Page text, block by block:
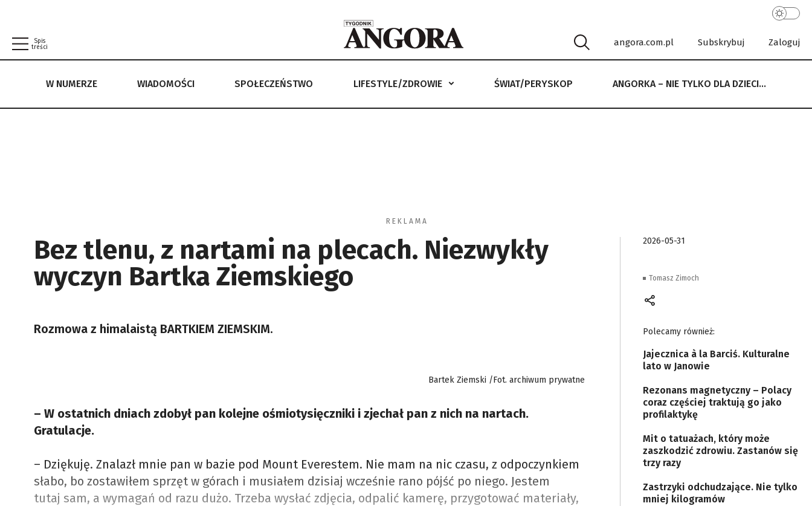
Spis
treści
angora.com.pl Subskrybuj Zaloguj
W NUMERZE WIADOMOŚCI SPOŁECZEŃSTWO LIFESTYLE/ZDROWIE ŚWIAT/PERYSKOP ANGORKA – NIE TYLKO DLA DZIECI…
W NUMERZE WIADOMOŚCI SPOŁECZEŃSTWO LIFESTYLE/ZDROWIE ŚWIAT/PERYSKOP ANGORKA – NIE TYLKO DLA DZIECI…
R E K L A M A
Bez tlenu, z nartami na plecach. Niezwykły
wyczyn Bartka Ziemskiego
Rozmowa z himalaistą BARTKIEM ZIEMSKIM.
Bartek Ziemski /Fot. archiwum prywatne
– W ostatnich dniach zdobył pan kolejne ośmiotysięczniki i zjechał pan z nich na nartach.
Gratulacje.
– Dziękuję. Znalazł mnie pan w bazie pod Mount Everestem. Nie mam na nic czasu, z odpoczynkiem
słabo, bo zostawiłem sprzęt w górach i musiałem dzisiaj wcześnie rano pójść po niego. Jestem
tutaj sam, a wymagań od razu dużo. Trzeba wysłać zdjęcia, odpalić kamerę, przygotować materiały,
2026-05-31
Tomasz Zimoch
Polecamy również:
Jajecznica à la Barciś. Kulturalne
lato w Janowie
Rezonans magnetyczny – Polacy
coraz częściej traktują go jako
profilaktykę
Mit o tatuażach, który może
zaszkodzić zdrowiu. Zastanów się
trzy razy
Zastrzyki odchudzające. Nie tylko
mniej kilogramów